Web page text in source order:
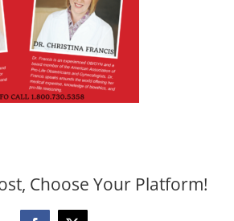
Choose Your Platform!